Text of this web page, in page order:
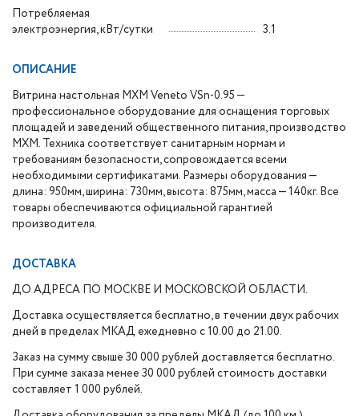
Потребляемая
электроэнергия, кВт/сутки
3.1
ОПИСАНИЕ
Витрина настольная МХМ Veneto VSn-0.95 —
профессиональное оборудование для оснащения торговых
площадей и заведений общественного питания, производство
МХМ. Техника соответствует санитарным нормам и
требованиям безопасности, сопровождается всеми
необходимыми сертификатами. Размеры оборудования —
длина: 950мм, ширина: 730мм, высота: 875мм, масса — 140кг. Все
товары обеспечиваются официальной гарантией
производителя.
ДОСТАВКА
ДО АДРЕСА ПО МОСКВЕ И МОСКОВСКОЙ ОБЛАСТИ.
Доставка осуществляется бесплатно, в течении двух рабочих
дней в пределах МКАД ежедневно с 10.00 до 21.00.
Заказ на сумму свыше 30 000 рублей доставляется бесплатно.
При сумме заказа менее 30 000 рублей стоимость доставки
составляет 1 000 рублей.